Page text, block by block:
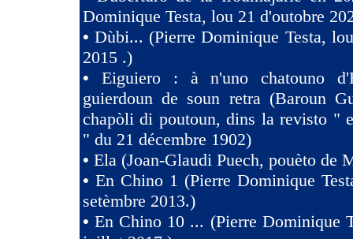
Dominique Testa, lou 21 d'outobre
•Dùbi... (Pierre Dominique Testa,
2015 .)
• Eiguiero : à n'uno chatouno
guierdoun de soun retra (Baroun
chapòli di poutoun, dins la revisto "
" du 21 décembre 1902)
• Ela (Joan-Glaudi Puech, pouèto de
• En Chino 1 (Pierre Dominique
setèmbre 2013.)
•En Chino 10 ... (Pierre Dominique